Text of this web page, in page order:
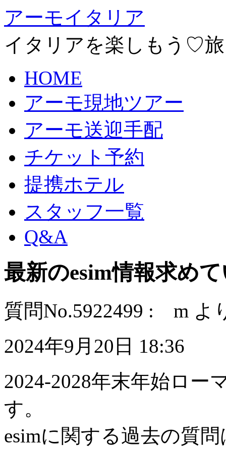
アーモイタリア
イタリアを楽しもう♡
HOME
アーモ現地ツアー
アーモ送迎手配
チケット予約
提携ホテル
スタッフ一覧
Q&A
最新のesim情報求め
質問No.5922499 : m よ
2024年9月20日 18:36
2024-2028年末年始ロー
す。
esimに関する過去の質